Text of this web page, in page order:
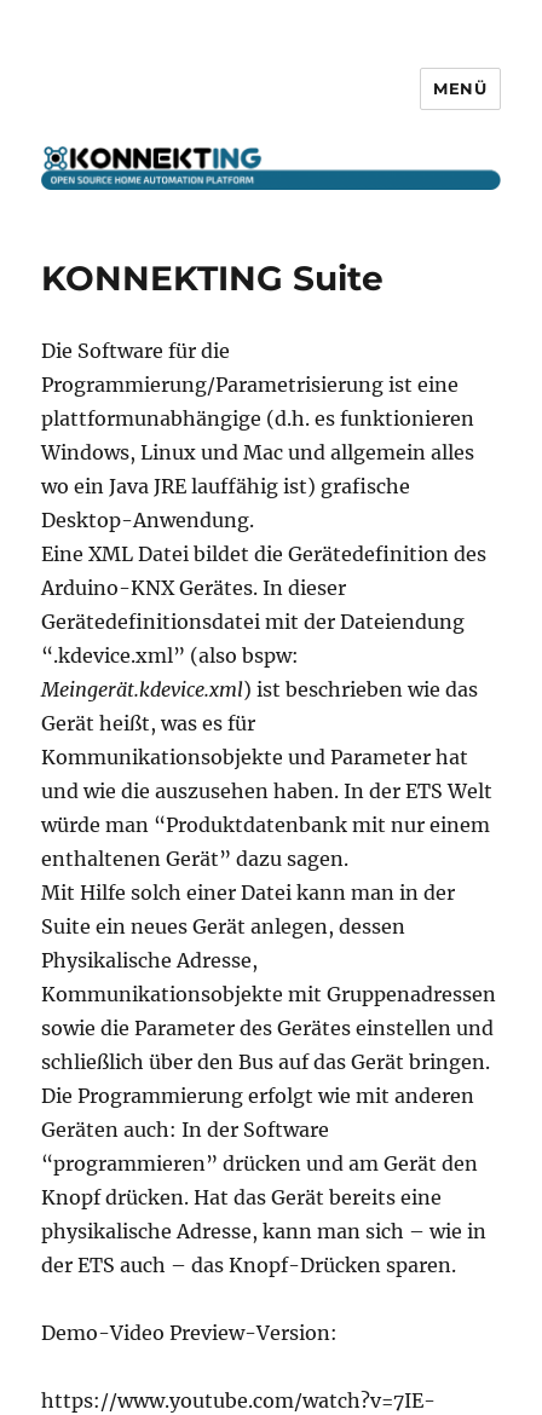
MENÜ
KONNEKTING Suite
Die Software für die
Programmierung/Parametrisierung ist eine
plattformunabhängige (d.h. es funktionieren
Windows, Linux und Mac und allgemein alles
wo ein Java JRE lauffähig ist) grafische
Desktop-Anwendung.
Eine XML Datei bildet die Gerätedefinition des
Arduino-KNX Gerätes. In dieser
Gerätedefinitionsdatei mit der Dateiendung
“.kdevice.xml” (also bspw:
Meingerät.kdevice.xml) ist beschrieben wie das
Gerät heißt, was es für
Kommunikationsobjekte und Parameter hat
und wie die auszusehen haben. In der ETS Welt
würde man “Produktdatenbank mit nur einem
enthaltenen Gerät” dazu sagen.
Mit Hilfe solch einer Datei kann man in der
Suite ein neues Gerät anlegen, dessen
Physikalische Adresse,
Kommunikationsobjekte mit Gruppenadressen
sowie die Parameter des Gerätes einstellen und
schließlich über den Bus auf das Gerät bringen.
Die Programmierung erfolgt wie mit anderen
Geräten auch: In der Software
“programmieren” drücken und am Gerät den
Knopf drücken. Hat das Gerät bereits eine
physikalische Adresse, kann man sich – wie in
der ETS auch – das Knopf-Drücken sparen.
Demo-Video Preview-Version:
https://www.youtube.com/watch?v=7IE-